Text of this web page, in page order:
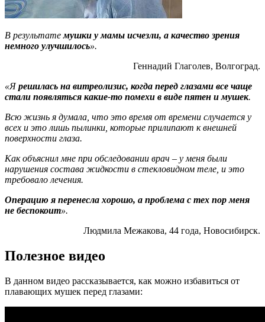
В результатемушки у мамы исчезли, а качество зрения
немного улучшилось».
Геннадий Глаголев, Волгоград.
«Я решилась на витреолизис, когда перед глазами все чаще
стали появляться какие-то помехи в виде пятен и мушек.
Всю жизнь я думала, что это время от времени случается у
всех и это лишь пылинки, которые прилипают к внешней
поверхности глаза.
Как объяснил мне при обследовании врач – у меня были
нарушения состава жидкости в стекловидном теле, и это
требовало лечения.
Операцию я перенесла хорошо, а проблема с тех пор меня
не беспокоит».
Людмила Межакова, 44 года, Новосибирск.
Полезное видео
В данном видео рассказывается, как можно избавиться от
плавающих мушек перед глазами: